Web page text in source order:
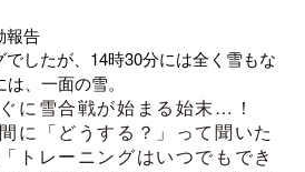
報告
したが、14時30分には全く雪もな
、一面の雪。
に雪合戦が始まる始末…！
に「どうする？」って聞いた
トレーニングはいつでもでき